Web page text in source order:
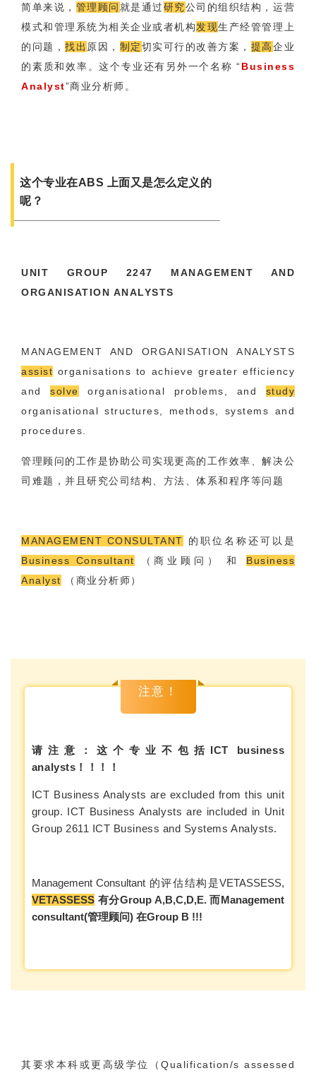
简单来说， 管理顾问就是通过研究公司的组织结构，运营
模式和管理系统为相关企业或者机构发现生产经管管理上
的问题，找出 原因， 制定切实可行的改善方案， 提高企业
的素质和效率。这个专业还有另外一个名称 “ Business
Analyst”商业分析师。
这个专业在ABS 上面又是怎么定义的
呢？
UNIT GROUP 2247 MANAGEMENT AND
ORGANISATION ANALYSTS
MANAGEMENT AND ORGANISATION ANALYSTS
assist organisations to achieve greater efficiency
and solve organisational problems, and study
organisational structures, methods, systems and
procedures.
管理顾问的工作是协助公司实现更高的工作效率、解决公
司难题，并且研究公司结构、方法、体系和程序等问题
MANAGEMENT CONSULTANT
的职位名称还可以是
Business Consultant
（商业顾问） 和 Business
Analyst （商业分析师）
注意！
请注意：这个专业不包括ICT business
analysts！！！！
ICT Business Analysts are excluded from this unit
group. ICT Business Analysts are included in Unit
Group 2611 ICT Business and Systems Analysts.
Management Consultant 的评估结构是VETASSESS,
VETASSESS有分Group A,B,C,D,E. 而Management
consultant(管理顾问) 在Group B !!!
其要求本科或更高级学位（Qualification/s assessed